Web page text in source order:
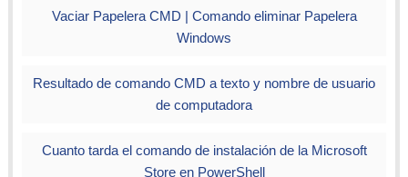
Vaciar Papelera CMD | Comando eliminar Papelera
Windows
Resultado de comando CMD a texto y nombre de usuario
de computadora
Cuanto tarda el comando de instalación de la Microsoft
Store en PowerShell